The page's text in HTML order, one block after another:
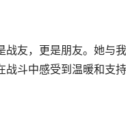
友，更是朋友。她与
斗中感受到温暖和支